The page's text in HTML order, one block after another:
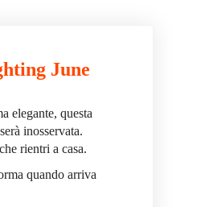
June
elegante, questa
inosservata.
rientri a casa.
quando arriva